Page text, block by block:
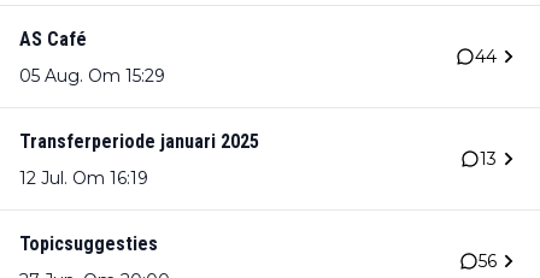
AS Café
05 Aug. Om 15:29
44
Transferperiode januari 2025
12 Jul. Om 16:19
13
Topicsuggesties
56